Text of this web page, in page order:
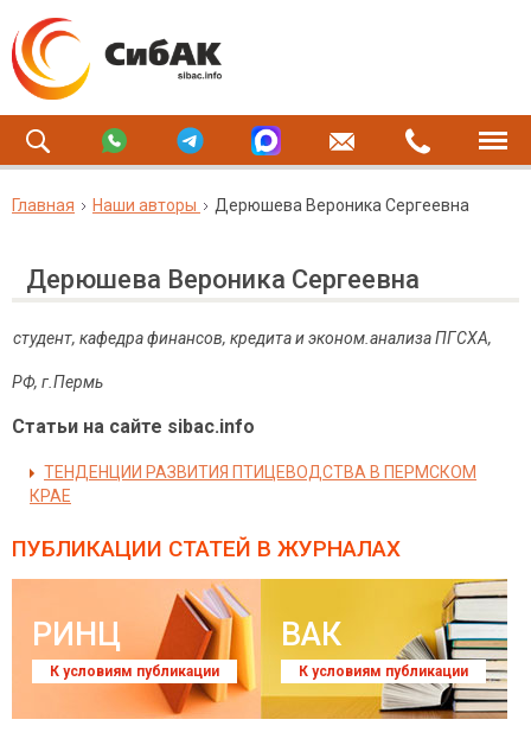
Главная Наши авторы Дерюшева Вероника Сергеевна
Дерюшева Вероника Сергеевна
студент, кафедра финансов, кредита и эконом.анализа ПГСХА,
РФ, г.Пермь
Статьи на сайте sibac.info
ТЕНДЕНЦИИ РАЗВИТИЯ ПТИЦЕВОДСТВА В ПЕРМСКОМ
КРАЕ
ПУБЛИКАЦИИ СТАТЕЙ В ЖУРНАЛАХ
РИНЦ
К условиям публикации
ВАК
К условиям публикации